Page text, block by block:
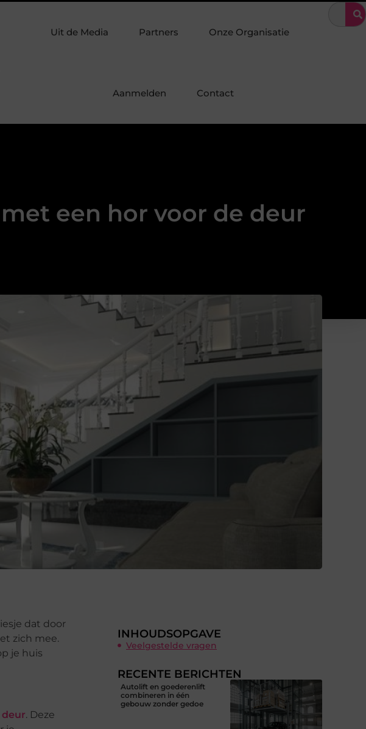
Molenschot: vakmanschap in industriebouw en staalconstructie Organiseer een
Uit de Media Partners Onze Organisatie
Aanmelden Contact
een hor voor de deur
dat door
zich mee.
je huis
. Deze
INHOUDSOPGAVE
Veelgestelde vragen
RECENTE BERICHTEN
Autolift en goederenlift
combineren in één
gebouw zonder gedoe